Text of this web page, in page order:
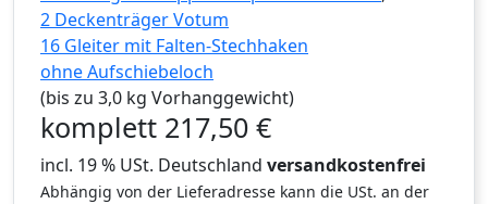
2 Deckenträger Votum
16 Gleiter mit Falten-Stechhaken
ohne Aufschiebeloch
(bis zu 3,0 kg Vorhanggewicht)
komplett 217,50 €
incl. 19 % USt. Deutschland versandkostenfrei
Abhängig von der Lieferadresse kann die USt. an der